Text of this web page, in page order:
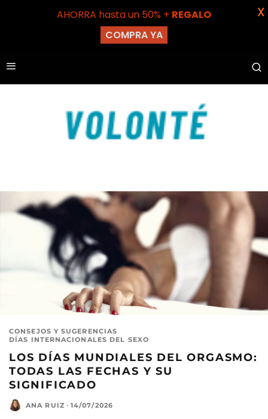
CONSEJOS Y SUGERENCIAS
DÍAS INTERNACIONALES DEL SEXO
LOS DÍAS MUNDIALES DEL ORGASMO:
TODAS LAS FECHAS Y SU
SIGNIFICADO
ANA RUIZ · 14/07/2026
AHORRA hasta un 50% + REGALO
COMPRA YA
X